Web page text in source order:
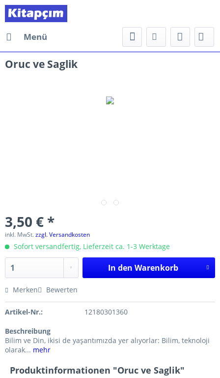
Menü
Oruc ve Saglik
3,50 € *
inkl. MwSt.zzgl. Versandkosten
Sofort versandfertig, Lieferzeit ca. 1-3 Werktage
In den Warenkorb
Merken Bewerten
Artikel-Nr.: 12180301360
Beschreibung
Bilim ve Din, ikisi de yaşantımızda yer alıyorlar: Bilim, teknoloji
olarak... mehr
Produktinformationen "Oruc ve Saglik"